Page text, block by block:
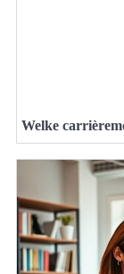
Welke